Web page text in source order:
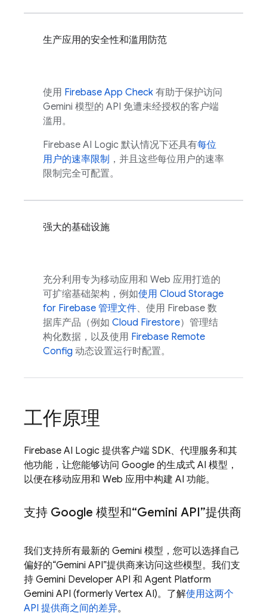
生产应用的安全性和滥用防范
使用 Firebase App Check 有助于保护访问
Gemini 模型的 API 免遭未经授权的客户端
滥用。
Firebase AI Logic 默认情况下还具有每位
用户的速率限制 ，并且这些每位用户的速率
限制完全可配置。
强大的基础设施
充分利用专为移动应用和 Web 应用打造的
可扩缩基础架构，例如使用 Cloud Storage
for Firebase 管理文件、使用 Firebase 数
据库产品（例如 Cloud Firestore）管理结
构化数据，以及使用 Firebase Remote
Config 动态设置运行时配置。
工作原理
Firebase AI Logic 提供客户端 SDK、代理服务和其
他功能，让您能够访问 Google 的生成式 AI 模型，
以便在移动应用和 Web 应用中构建 AI 功能。
支持 Google 模型和“Gemini API”提供商
我们支持所有最新的 Gemini 模型，您可以选择自己
偏好的“Gemini API”提供商来访问这些模型。我们支
持 Gemini Developer API 和 Agent Platform
Gemini API (formerly Vertex AI)。了解使用这两个
API 提供商之间的差异。